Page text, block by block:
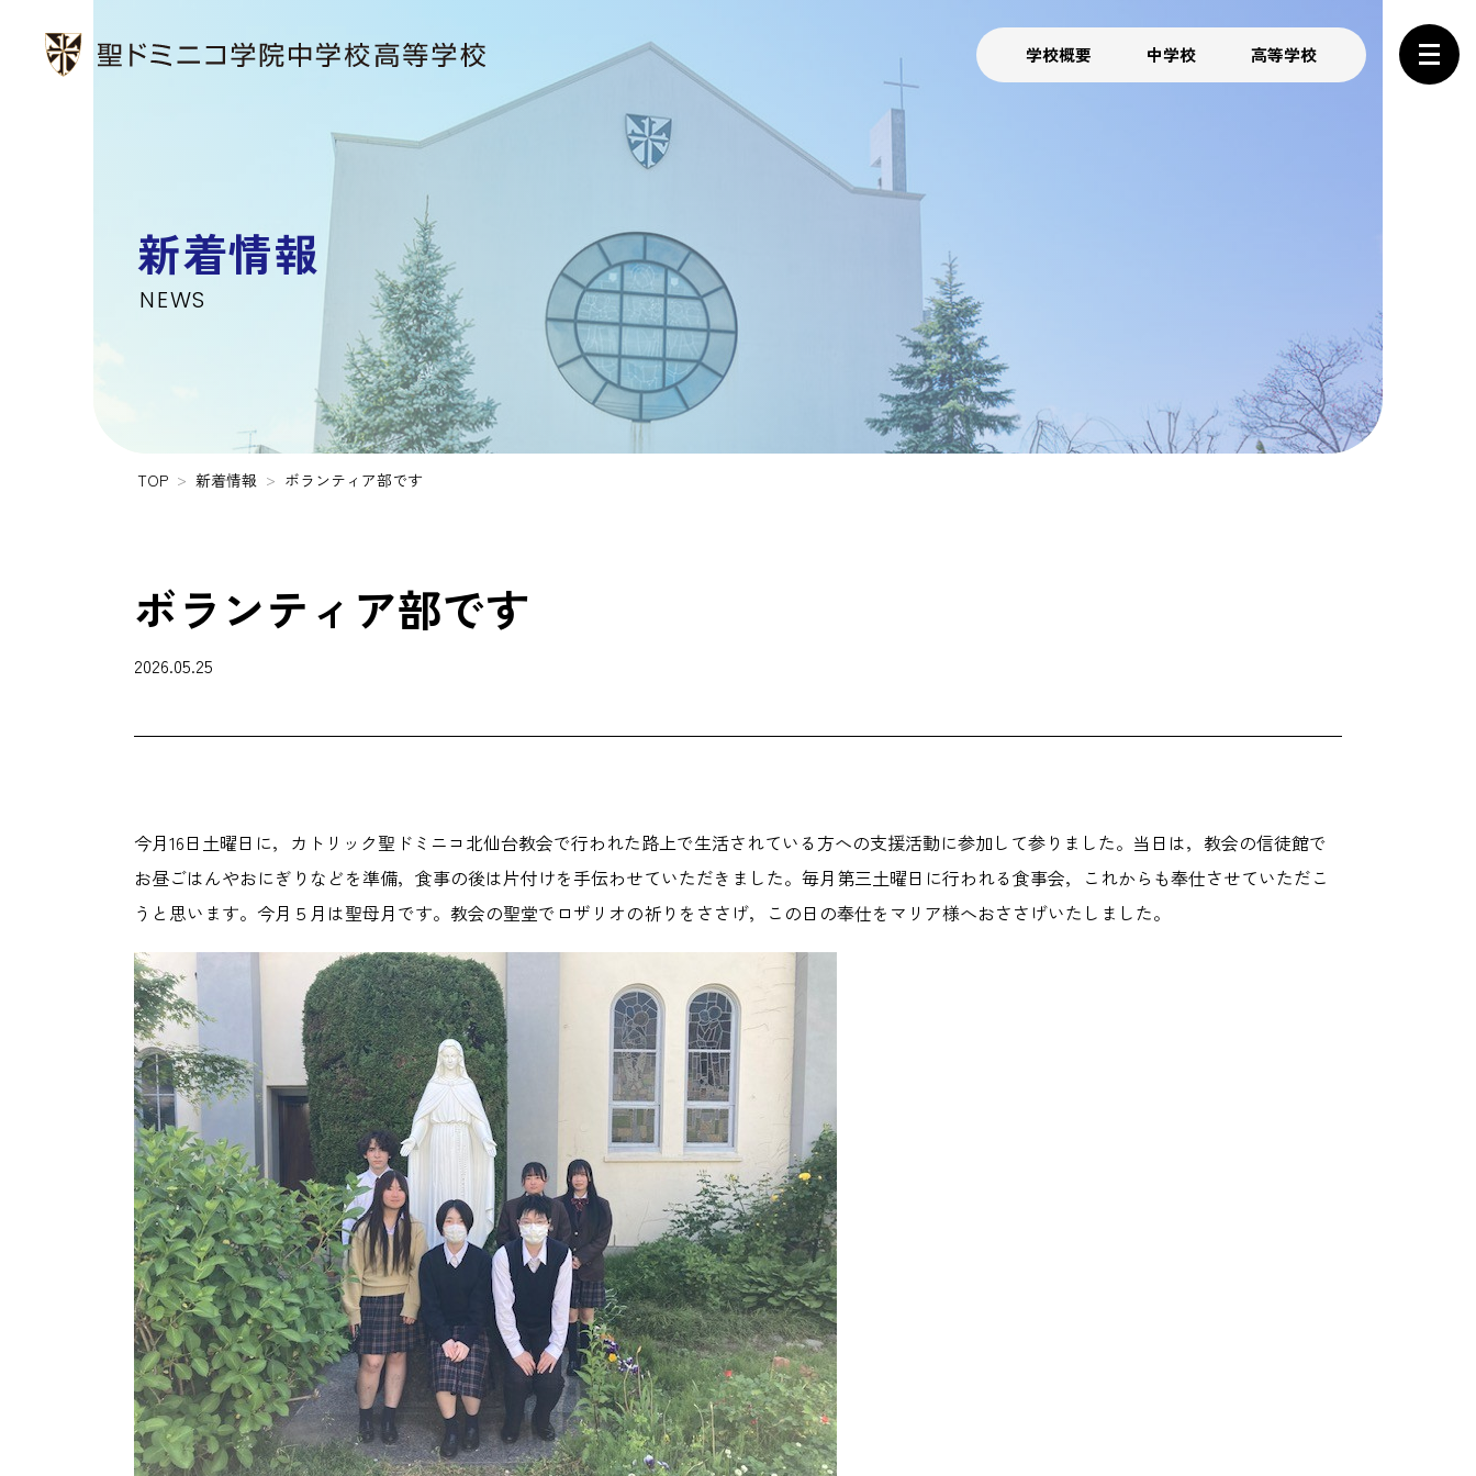
学校概要 中学校 高等学校
新着情報
NEWS
TOP 新着情報 ボランティア部です
ボランティア部です
2026.05.25
今月16日土曜日に，カトリック聖ドミニコ北仙台教会で行われた路上で生活されている方への支援活動に参加して参りました。当日は，教会の信徒館で
お昼ごはんやおにぎりなどを準備，食事の後は片付けを手伝わせていただきました。毎月第三土曜日に行われる食事会，これからも奉仕させていただこ
うと思います。今月５月は聖母月です。教会の聖堂でロザリオの祈りをささげ，この日の奉仕をマリア様へおささげいたしました。